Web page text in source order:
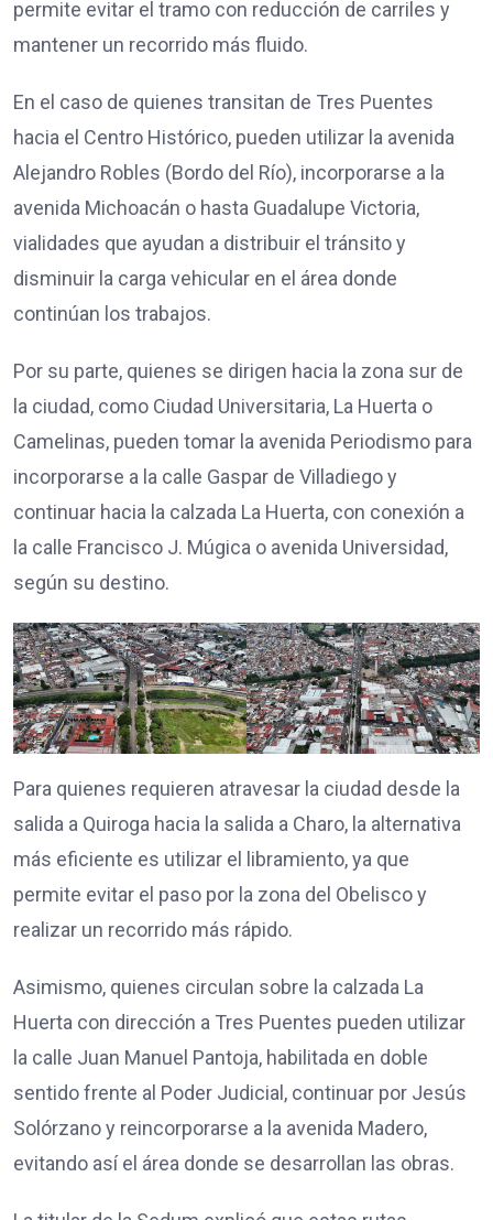
permite evitar el tramo con reducción de carriles y
mantener un recorrido más fluido.
En el caso de quienes transitan de Tres Puentes
hacia el Centro Histórico, pueden utilizar la avenida
Alejandro Robles (Bordo del Río), incorporarse a la
avenida Michoacán o hasta Guadalupe Victoria,
vialidades que ayudan a distribuir el tránsito y
disminuir la carga vehicular en el área donde
continúan los trabajos.
Por su parte, quienes se dirigen hacia la zona sur de
la ciudad, como Ciudad Universitaria, La Huerta o
Camelinas, pueden tomar la avenida Periodismo para
incorporarse a la calle Gaspar de Villadiego y
continuar hacia la calzada La Huerta, con conexión a
la calle Francisco J. Múgica o avenida Universidad,
según su destino.
Para quienes requieren atravesar la ciudad desde la
salida a Quiroga hacia la salida a Charo, la alternativa
más eficiente es utilizar el libramiento, ya que
permite evitar el paso por la zona del Obelisco y
realizar un recorrido más rápido.
Asimismo, quienes circulan sobre la calzada La
Huerta con dirección a Tres Puentes pueden utilizar
la calle Juan Manuel Pantoja, habilitada en doble
sentido frente al Poder Judicial, continuar por Jesús
Solórzano y reincorporarse a la avenida Madero,
evitando así el área donde se desarrollan las obras.